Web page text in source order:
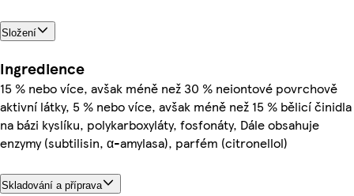
Složení
Ingredience
15 % nebo více, avšak méně než 30 % neiontové povrchově
aktivní látky, 5 % nebo více, avšak méně než 15 % bělicí činidla
na bázi kyslíku, polykarboxyláty, fosfonáty, Dále obsahuje
enzymy (subtilisin, α-amylasa), parfém (citronellol)
Skladování a příprava